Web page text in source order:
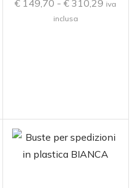
€ 149,70 - € 310,29 iva
inclusa